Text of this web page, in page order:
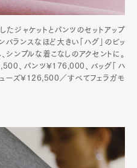
たジャケットとパンツのセットアップ
バランスなほど大きい「ハグ」のビッ
シンプルな着こなしのアクセントに。
、パンツ¥176,000、バッグ「ハ
ューズ¥126,500／すべてフェラガモ